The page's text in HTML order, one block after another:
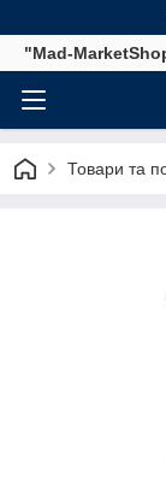
"Mad-
Товари та